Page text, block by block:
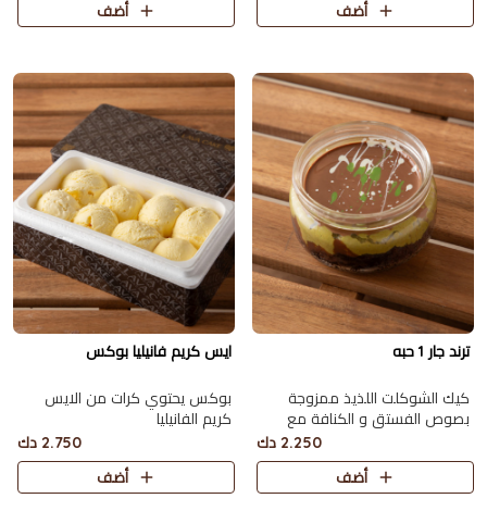
أضف
أضف
ترند جار 1 حبه
كيك الشوكلت اللذيذ ممزوجة
بصوص الفستق و الكنافة مع
الطحينة و صوص الشوكولاته
2.250 دك
أضف
ايس كريم فانيليا بوكس
بوكس يحتوي كرات من الايس
كريم الفانيليا
2.750 دك
أضف